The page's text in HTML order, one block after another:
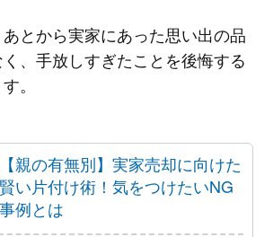
とから実家にあった思い出の品
、手放しすぎたことを後悔する
。
【親の有無別】実家売却に向けた
賢い片付け術！気をつけたいNG
事例とは